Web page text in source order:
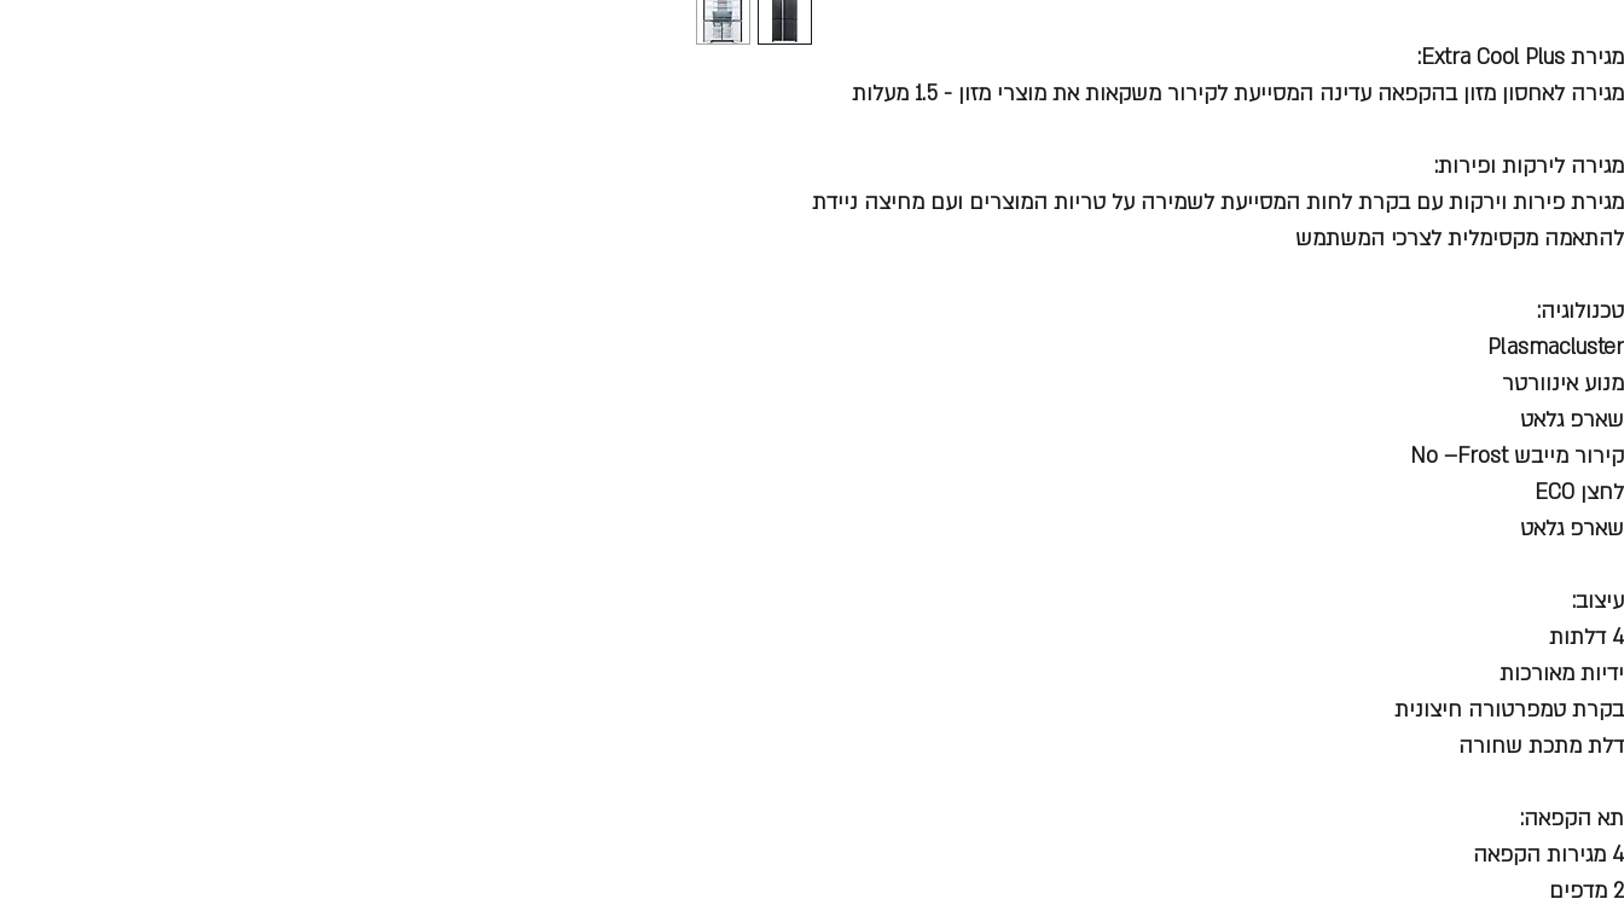
מגירת Extra Cool Plus:
מגירה לאחסון מזון בהקפאה עדינה המסייעת לקירור משקאות את מוצרי מזון - 1.5 מעלות
מגירה לירקות ופירות:
מגירת פירות וירקות עם בקרת לחות המסייעת לשמירה על טריות המוצרים ועם מחיצה ניידת
להתאמה מקסימלית לצרכי המשתמש
טכנולוגיה:
Plasmacluster
מנוע אינוורטר
שארפ גלאט
קירור מייבש No –Frost
לחצן ECO
שארפ גלאט
עיצוב:
4 דלתות
ידיות מאורכות
בקרת טמפרטורה חיצונית
דלת מתכת שחורה
תא הקפאה:
4 מגירות הקפאה
2 מדפים